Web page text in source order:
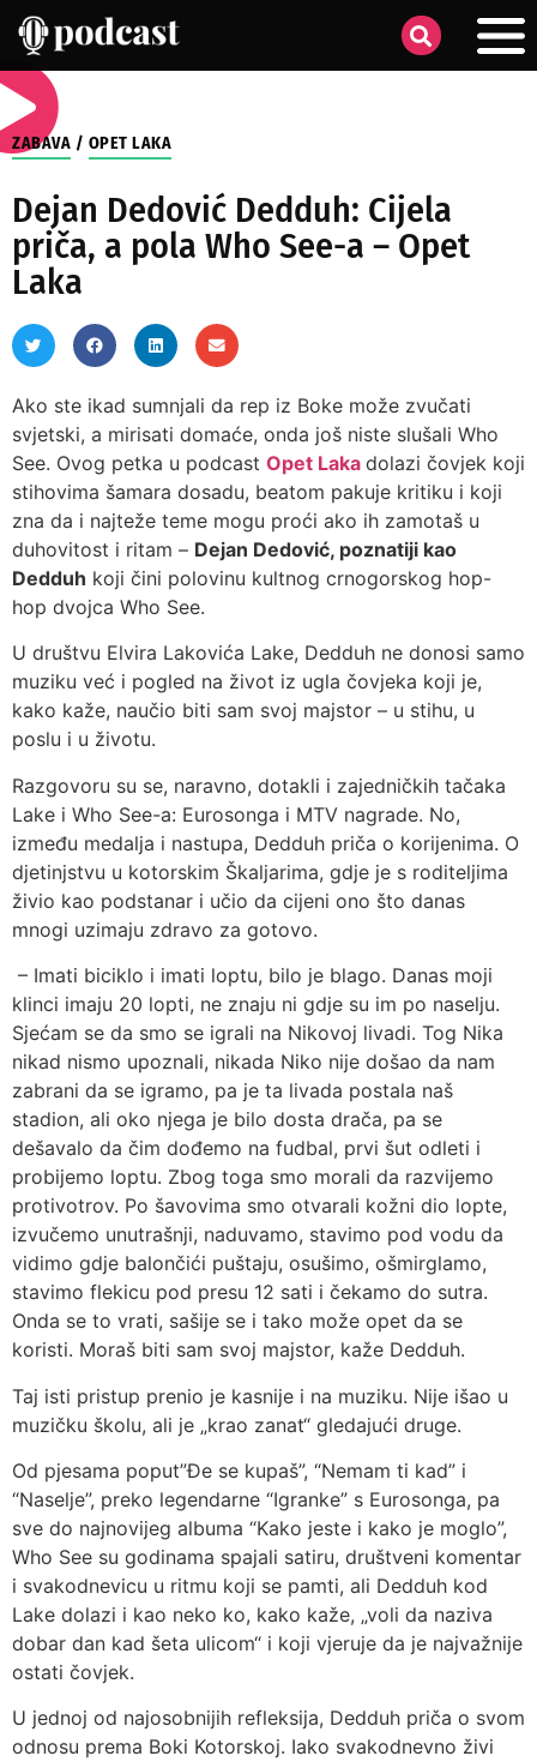
ZABAVA / OPET LAKA
Dejan Dedović Dedduh: Cijela
priča, a pola Who See-a – Opet
Laka
Ako ste ikad sumnjali da rep iz Boke može zvučati
svjetski, a mirisati domaće, onda još niste slušali Who
See. Ovog petka u podcast Opet Laka dolazi čovjek koji
stihovima šamara dosadu, beatom pakuje kritiku i koji
zna da i najteže teme mogu proći ako ih zamotaš u
duhovitost i ritam – Dejan Dedović, poznatiji kao
Dedduh koji čini polovinu kultnog crnogorskog hop-
hop dvojca Who See.
U društvu Elvira Lakovića Lake, Dedduh ne donosi samo
muziku već i pogled na život iz ugla čovjeka koji je,
kako kaže, naučio biti sam svoj majstor – u stihu, u
poslu i u životu.
Razgovoru su se, naravno, dotakli i zajedničkih tačaka
Lake i Who See-a: Eurosonga i MTV nagrade. No,
između medalja i nastupa, Dedduh priča o korijenima. O
djetinjstvu u kotorskim Škaljarima, gdje je s roditeljima
živio kao podstanar i učio da cijeni ono što danas
mnogi uzimaju zdravo za gotovo.
– Imati biciklo i imati loptu, bilo je blago. Danas moji
klinci imaju 20 lopti, ne znaju ni gdje su im po naselju.
Sjećam se da smo se igrali na Nikovoj livadi. Tog Nika
nikad nismo upoznali, nikada Niko nije došao da nam
zabrani da se igramo, pa je ta livada postala naš
stadion, ali oko njega je bilo dosta drača, pa se
dešavalo da čim dođemo na fudbal, prvi šut odleti i
probijemo loptu. Zbog toga smo morali da razvijemo
protivotrov. Po šavovima smo otvarali kožni dio lopte,
izvučemo unutrašnji, naduvamo, stavimo pod vodu da
vidimo gdje balončići puštaju, osušimo, ošmirglamo,
stavimo flekicu pod presu 12 sati i čekamo do sutra.
Onda se to vrati, sašije se i tako može opet da se
koristi. Moraš biti sam svoj majstor, kaže Dedduh.
Taj isti pristup prenio je kasnije i na muziku. Nije išao u
muzičku školu, ali je „krao zanat“ gledajući druge.
Od pjesama poput”Đe se kupaš”, “Nemam ti kad” i
“Naselje”, preko legendarne “Igranke” s Eurosonga, pa
sve do najnovijeg albuma “Kako jeste i kako je moglo”,
Who See su godinama spajali satiru, društveni komentar
i svakodnevicu u ritmu koji se pamti, ali Dedduh kod
Lake dolazi i kao neko ko, kako kaže, „voli da naziva
dobar dan kad šeta ulicom“ i koji vjeruje da je najvažnije
ostati čovjek.
U jednoj od najosobnijih refleksija, Dedduh priča o svom
odnosu prema Boki Kotorskoj. Iako svakodnevno živi